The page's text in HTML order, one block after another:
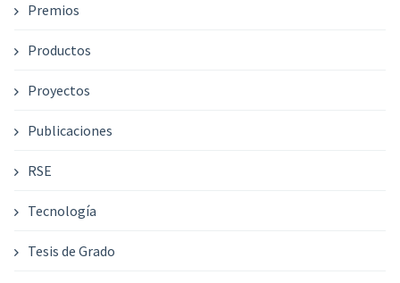
Premios
Productos
Proyectos
Publicaciones
RSE
Tecnología
Tesis de Grado